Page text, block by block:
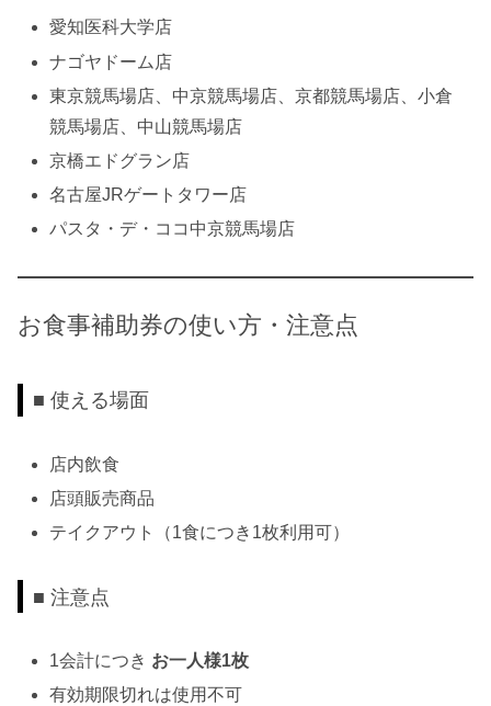
愛知医科大学店
ナゴヤドーム店
東京競馬場店、中京競馬場店、京都競馬場店、小倉
競馬場店、中山競馬場店
京橋エドグラン店
名古屋JRゲートタワー店
パスタ・デ・ココ中京競馬場店
お食事補助券の使い方・注意点
■ 使える場面
店内飲食
店頭販売商品
テイクアウト（1食につき1枚利用可）
■ 注意点
1会計につき お一人様1枚
有効期限切れは使用不可